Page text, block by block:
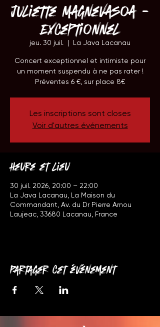
Juliette Magnevasoa -
Exceptionnel
jeu. 30 juil. La Java Lacanau
Concert exceptionnel et intimiste pour
un moment suspendu à ne pas rater !
Préventes 6 €, sur place 8€
Les inscriptions sont closes
Voir d'autres événements
Heure et lieu
30 juil. 2026, 20:00 – 22:00
La Java Lacanau, La Maison du
Commandant, Av. du Dr Pierre Arnou
Laujeac, 33680 Lacanau, France
Partager cet événement